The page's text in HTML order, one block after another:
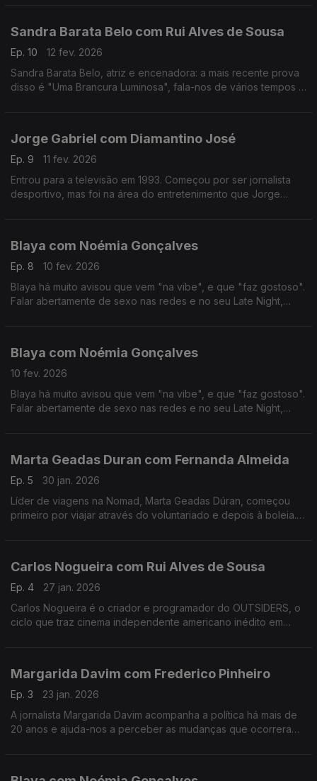
Sandra Barata Belo com Rui Alves de Sousa
Ep. 10
12 fev. 2026
Sandra Barata Belo, atriz e encenadora: a mais recente prova
disso é "Uma Brancura Luminosa", fala-nos de vários tempos e
Jorge Gabriel com Diamantino José
Ep. 9
11 fev. 2026
Entrou para a televisão em 1993. Começou por ser jornalista
desportivo, mas foi na área do entretenimento que Jorge
Blaya com Noémia Gonçalves
Ep. 8
10 fev. 2026
Blaya há muito avisou que vem "na vibe", e que "faz gostoso".
Falar abertamente de sexo nas redes e no seu Late Night,
Blaya com Noémia Gonçalves
10 fev. 2026
Blaya há muito avisou que vem "na vibe", e que "faz gostoso".
Falar abertamente de sexo nas redes e no seu Late Night,
Marta Geadas Duran com Fernanda Almeida
Ep. 5
30 jan. 2026
Líder de viagens na Nomad, Marta Geadas Dúran, começou
primeiro por viajar através do voluntariado e depois à boleia.
Carlos Nogueira com Rui Alves de Sousa
Ep. 4
27 jan. 2026
Carlos Nogueira é o criador e programador do OUTSIDERS, o
ciclo que traz cinema independente americano inédito em
Margarida Davim com Frederico Pinheiro
Ep. 3
23 jan. 2026
A jornalista Margarida Davim acompanha a política há mais de
20 anos e ajuda-nos a perceber as mudanças que ocorreram